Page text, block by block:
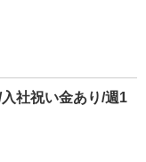
社祝い金あり/週1